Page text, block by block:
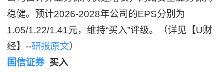
稳健。预计2026-2028年公司的EPS分别为
1.05/1.22/1.41元，维持“买入”评级。（详见【U财
经】--研报原文）
国信证券买入